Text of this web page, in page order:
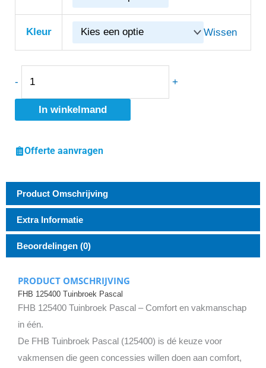
Kleur Wissen
-
aantal
+
In winkelmand
Offerte aanvragen
Product Omschrijving
Extra Informatie
Beoordelingen (0)
PRODUCT OMSCHRIJVING
FHB 125400 Tuinbroek Pascal
FHB 125400 Tuinbroek Pascal – Comfort en vakmanschap
in één.
De FHB Tuinbroek Pascal (125400) is dé keuze voor
vakmensen die geen concessies willen doen aan comfort,